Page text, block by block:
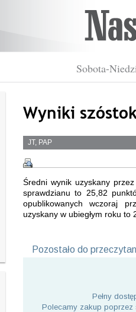
Sobota-
Wyniki
JT, PAP
Średni wynik uzyskany
sprawdzianu to 25,82
opublikowanych wczoraj
uzyskany w ubiegłym roku
Pozostało do
Pełny
Polecamy zakup poprzez